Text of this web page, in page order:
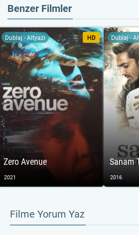
Benzer Filmler
Zero Avenue
Dublaj - Altyazı HD
2021
Sanam
Dublaj -
2016
Filme Yorum Yaz